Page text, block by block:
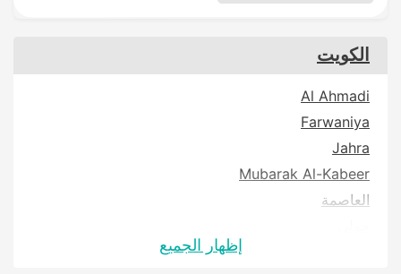
الكويت
Al Ahmadi
Farwaniya
Jahra
Mubarak Al-Kabeer
العاصمة
إظهار الجميع